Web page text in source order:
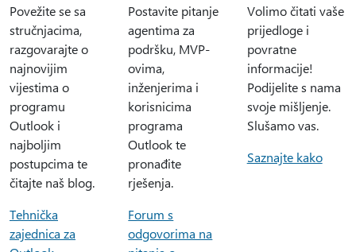
Povežite se sa
stručnjacima,
razgovarajte o
najnovijim
vijestima o
programu
Outlook i
najboljim
postupcima te
čitajte naš blog.
Tehnička
zajednica za
Postavite pitanje
agentima za
podršku, MVP-
ovima,
inženjerima i
korisnicima
programa
Outlook te
pronađite
rješenja.
Forum s
odgovorima na
Volimo čitati vaše
prijedloge i
povratne
informacije!
Podijelite s nama
svoje mišljenje.
Slušamo vas.
Saznajte kako